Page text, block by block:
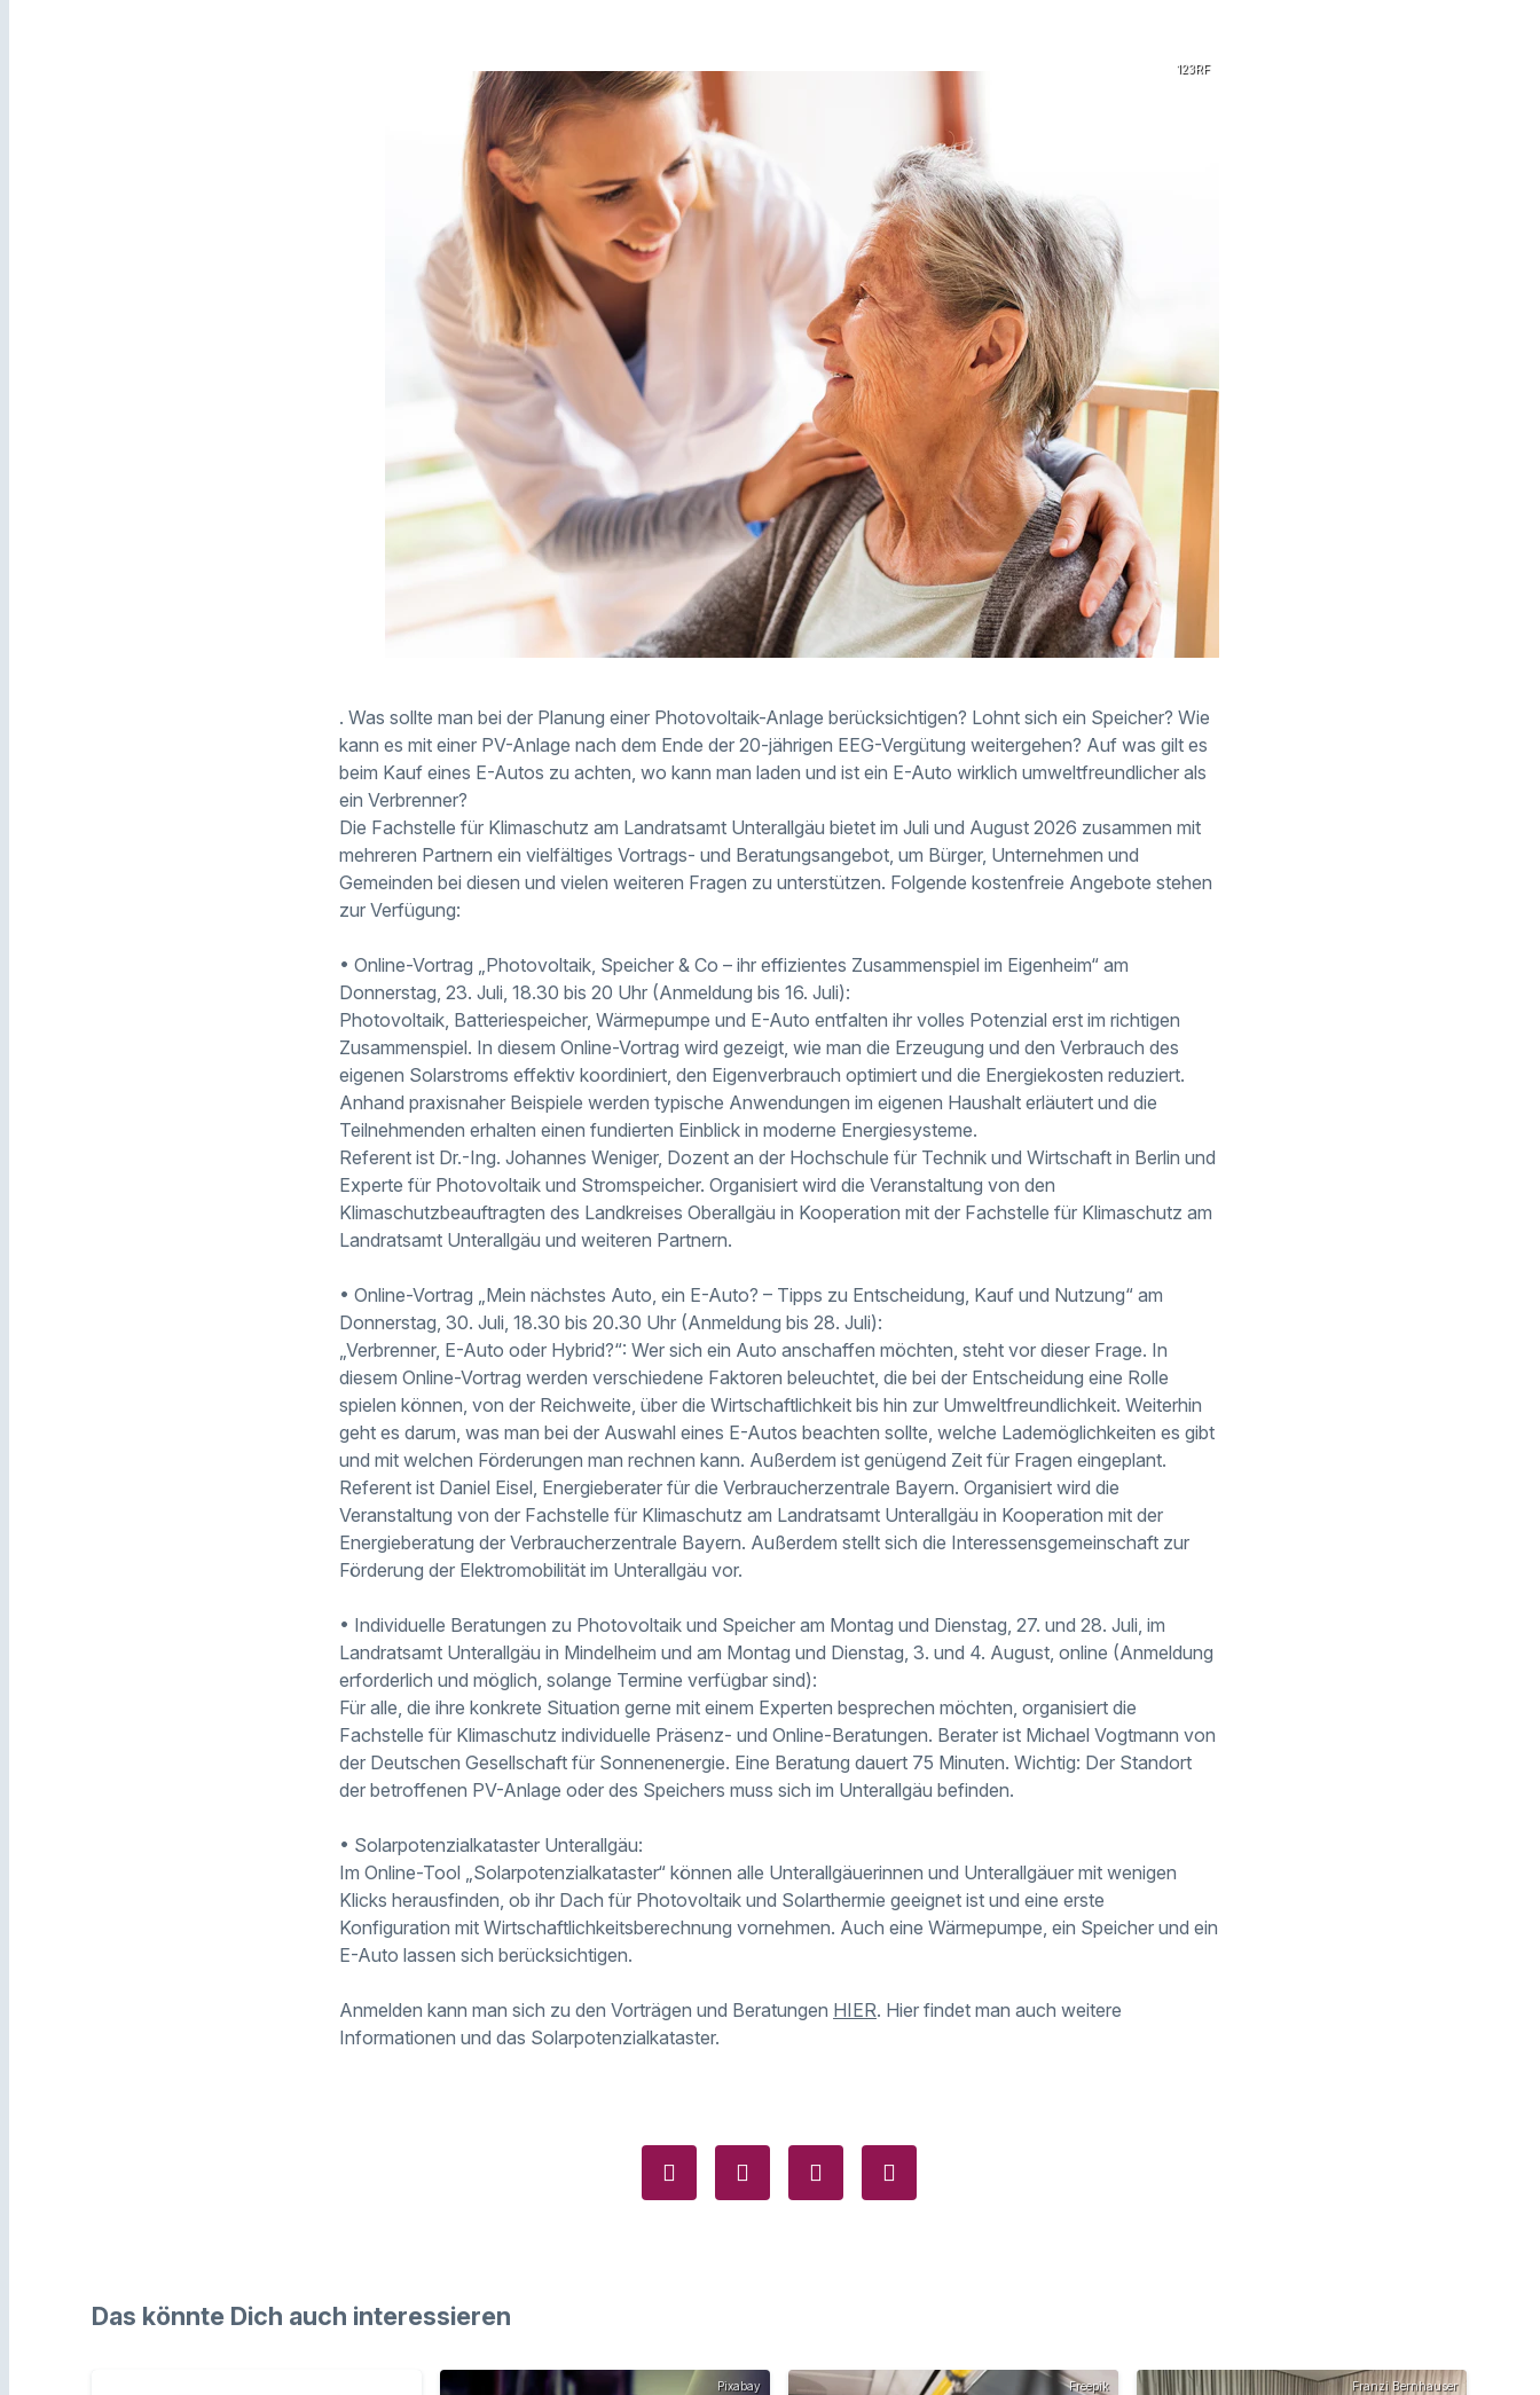
123RF
. Was sollte man bei der Planung einer Photovoltaik-Anlage berücksichtigen? Lohnt sich ein Speicher? Wie
kann es mit einer PV-Anlage nach dem Ende der 20-jährigen EEG-Vergütung weitergehen? Auf was gilt es
beim Kauf eines E-Autos zu achten, wo kann man laden und ist ein E-Auto wirklich umweltfreundlicher als
ein Verbrenner?
Die Fachstelle für Klimaschutz am Landratsamt Unterallgäu bietet im Juli und August 2026 zusammen mit
mehreren Partnern ein vielfältiges Vortrags- und Beratungsangebot, um Bürger, Unternehmen und
Gemeinden bei diesen und vielen weiteren Fragen zu unterstützen. Folgende kostenfreie Angebote stehen
zur Verfügung:
• Online-Vortrag „Photovoltaik, Speicher & Co – ihr effizientes Zusammenspiel im Eigenheim“ am
Donnerstag, 23. Juli, 18.30 bis 20 Uhr (Anmeldung bis 16. Juli):
Photovoltaik, Batteriespeicher, Wärmepumpe und E-Auto entfalten ihr volles Potenzial erst im richtigen
Zusammenspiel. In diesem Online-Vortrag wird gezeigt, wie man die Erzeugung und den Verbrauch des
eigenen Solarstroms effektiv koordiniert, den Eigenverbrauch optimiert und die Energiekosten reduziert.
Anhand praxisnaher Beispiele werden typische Anwendungen im eigenen Haushalt erläutert und die
Teilnehmenden erhalten einen fundierten Einblick in moderne Energiesysteme.
Referent ist Dr.-Ing. Johannes Weniger, Dozent an der Hochschule für Technik und Wirtschaft in Berlin und
Experte für Photovoltaik und Stromspeicher. Organisiert wird die Veranstaltung von den
Klimaschutzbeauftragten des Landkreises Oberallgäu in Kooperation mit der Fachstelle für Klimaschutz am
Landratsamt Unterallgäu und weiteren Partnern.
• Online-Vortrag „Mein nächstes Auto, ein E-Auto? – Tipps zu Entscheidung, Kauf und Nutzung“ am
Donnerstag, 30. Juli, 18.30 bis 20.30 Uhr (Anmeldung bis 28. Juli):
„Verbrenner, E-Auto oder Hybrid?“: Wer sich ein Auto anschaffen möchten, steht vor dieser Frage. In
diesem Online-Vortrag werden verschiedene Faktoren beleuchtet, die bei der Entscheidung eine Rolle
spielen können, von der Reichweite, über die Wirtschaftlichkeit bis hin zur Umweltfreundlichkeit. Weiterhin
geht es darum, was man bei der Auswahl eines E-Autos beachten sollte, welche Lademöglichkeiten es gibt
und mit welchen Förderungen man rechnen kann. Außerdem ist genügend Zeit für Fragen eingeplant.
Referent ist Daniel Eisel, Energieberater für die Verbraucherzentrale Bayern. Organisiert wird die
Veranstaltung von der Fachstelle für Klimaschutz am Landratsamt Unterallgäu in Kooperation mit der
Energieberatung der Verbraucherzentrale Bayern. Außerdem stellt sich die Interessensgemeinschaft zur
Förderung der Elektromobilität im Unterallgäu vor.
• Individuelle Beratungen zu Photovoltaik und Speicher am Montag und Dienstag, 27. und 28. Juli, im
Landratsamt Unterallgäu in Mindelheim und am Montag und Dienstag, 3. und 4. August, online (Anmeldung
erforderlich und möglich, solange Termine verfügbar sind):
Für alle, die ihre konkrete Situation gerne mit einem Experten besprechen möchten, organisiert die
Fachstelle für Klimaschutz individuelle Präsenz- und Online-Beratungen. Berater ist Michael Vogtmann von
der Deutschen Gesellschaft für Sonnenenergie. Eine Beratung dauert 75 Minuten. Wichtig: Der Standort
der betroffenen PV-Anlage oder des Speichers muss sich im Unterallgäu befinden.
• Solarpotenzialkataster Unterallgäu:
Im Online-Tool „Solarpotenzialkataster“ können alle Unterallgäuerinnen und Unterallgäuer mit wenigen
Klicks herausfinden, ob ihr Dach für Photovoltaik und Solarthermie geeignet ist und eine erste
Konfiguration mit Wirtschaftlichkeitsberechnung vornehmen. Auch eine Wärmepumpe, ein Speicher und ein
E-Auto lassen sich berücksichtigen.
Anmelden kann man sich zu den Vorträgen und Beratungen HIER. Hier findet man auch weitere
Informationen und das Solarpotenzialkataster.
Das könnte Dich auch interessieren
Pixabay Freepik Franzi Bernhauser